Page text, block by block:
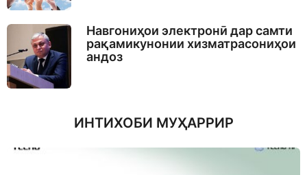
Навгониҳои электронӣ дар самти
рақамикунонии хизматрасониҳои
андоз
ИНТИХОБИ МУҲАРРИР